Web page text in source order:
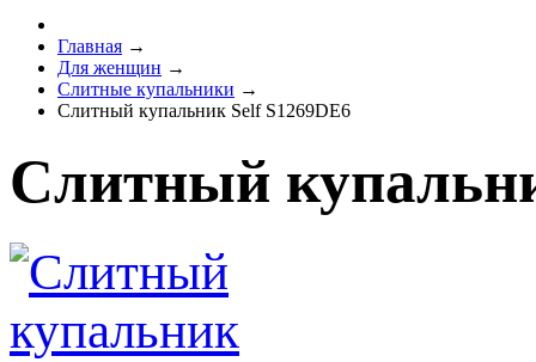
Главная →
Для женщин →
Слитные купальники →
Слитный купальник Self S1269DE6
Слитный